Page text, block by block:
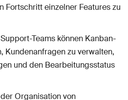
Fortschritt einzelner Features zu
Teams können Kanban-
Kundenanfragen zu verwalten,
und den Bearbeitungsstatus
Organisation von